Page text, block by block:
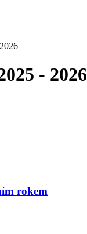
- 2026
rokem